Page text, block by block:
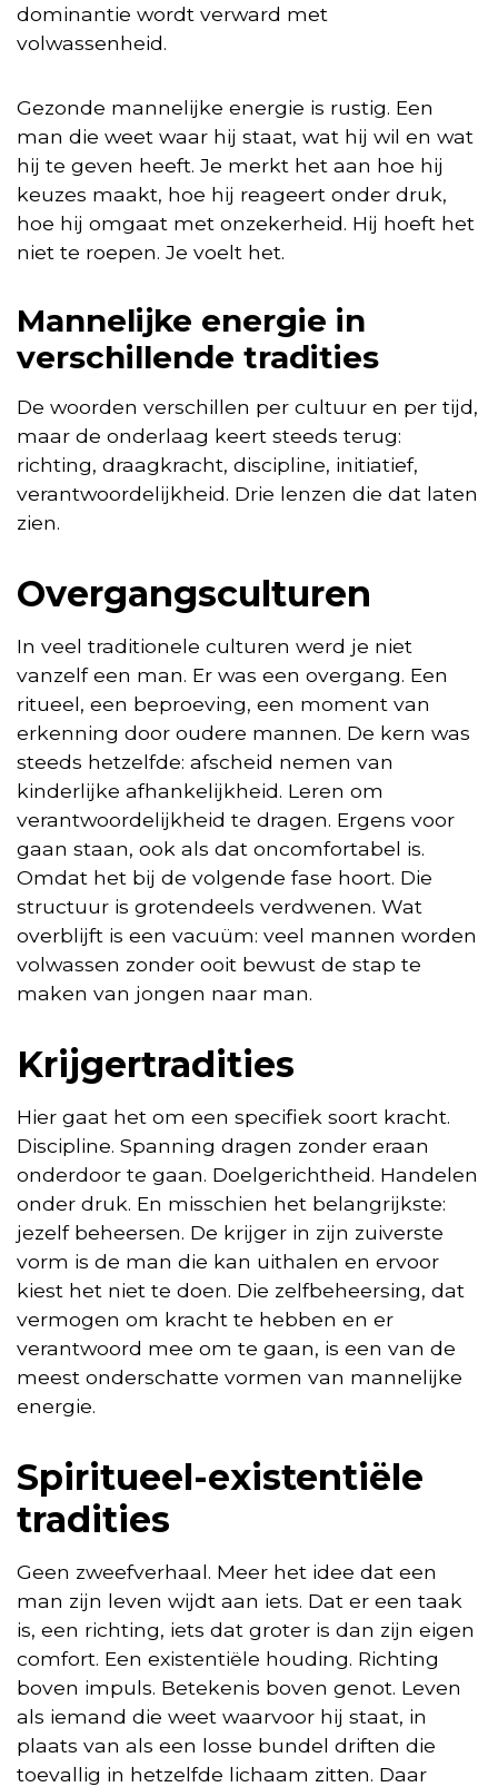
dominantie wordt verward met
volwassenheid.
Gezonde mannelijke energie is rustig. Een
man die weet waar hij staat, wat hij wil en wat
hij te geven heeft. Je merkt het aan hoe hij
keuzes maakt, hoe hij reageert onder druk,
hoe hij omgaat met onzekerheid. Hij hoeft het
niet te roepen. Je voelt het.
Mannelijke energie in
verschillende tradities
De woorden verschillen per cultuur en per tijd,
maar de onderlaag keert steeds terug:
richting, draagkracht, discipline, initiatief,
verantwoordelijkheid. Drie lenzen die dat laten
zien.
Overgangsculturen
In veel traditionele culturen werd je niet
vanzelf een man. Er was een overgang. Een
ritueel, een beproeving, een moment van
erkenning door oudere mannen. De kern was
steeds hetzelfde: afscheid nemen van
kinderlijke afhankelijkheid. Leren om
verantwoordelijkheid te dragen. Ergens voor
gaan staan, ook als dat oncomfortabel is.
Omdat het bij de volgende fase hoort. Die
structuur is grotendeels verdwenen. Wat
overblijft is een vacuüm: veel mannen worden
volwassen zonder ooit bewust de stap te
maken van jongen naar man.
Krijgertradities
Hier gaat het om een specifiek soort kracht.
Discipline. Spanning dragen zonder eraan
onderdoor te gaan. Doelgerichtheid. Handelen
onder druk. En misschien het belangrijkste:
jezelf beheersen. De krijger in zijn zuiverste
vorm is de man die kan uithalen en ervoor
kiest het niet te doen. Die zelfbeheersing, dat
vermogen om kracht te hebben en er
verantwoord mee om te gaan, is een van de
meest onderschatte vormen van mannelijke
energie.
Spiritueel-existentiële
tradities
Geen zweefverhaal. Meer het idee dat een
man zijn leven wijdt aan iets. Dat er een taak
is, een richting, iets dat groter is dan zijn eigen
comfort. Een existentiële houding. Richting
boven impuls. Betekenis boven genot. Leven
als iemand die weet waarvoor hij staat, in
plaats van als een losse bundel driften die
toevallig in hetzelfde lichaam zitten. Daar